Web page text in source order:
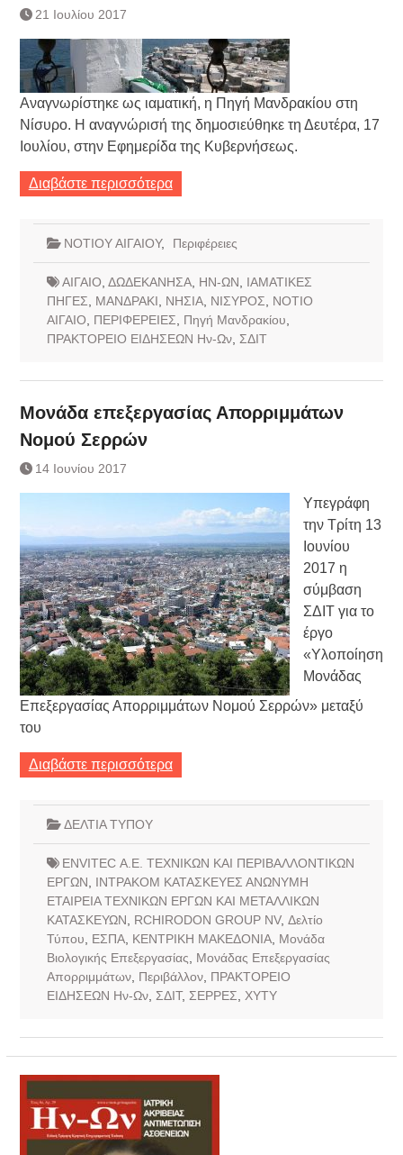
21 Ιουλίου 2017
Αναγνωρίστηκε ως ιαματική, η Πηγή Μανδρακίου στη
Νίσυρο. Η αναγνώρισή της δημοσιεύθηκε τη Δευτέρα, 17
Ιουλίου, στην Εφημερίδα της Κυβερνήσεως.
Διαβάστε περισσότερα
ΝΟΤΙΟΥ ΑΙΓΑΙΟΥ, Περιφέρειες
ΑΙΓΑΙΟ ΔΩΔΕΚΑΝΗΣΑ, ΗΝ-ΩΝ
ΙΑΜΑΤΙΚΕΣ
ΠΗΓΕΣ
ΜΑΝΔΡΑΚΙ ΝΗΣΙΑ, ΝΙΣΥΡΟΣ
ΝΟΤΙΟ
ΑΙΓΑΙΟ
ΠΕΡΙΦΕΡΕΙΕΣ Πηγή Μανδρακίου
ΠΡΑΚΤΟΡΕΙΟ ΕΙΔΗΣΕΩΝ Ην-Ων, ΣΔΙΤ
Μονάδα επεξεργασίας Απορριμμάτων
Νομού Σερρών
14 Ιουνίου 2017
Υπεγράφη
την Τρίτη 13
Ιουνίου
2017 η
σύμβαση
ΣΔΙΤ για το
έργο
«Υλοποίηση
Μονάδας
Επεξεργασίας Απορριμμάτων Νομού Σερρών» μεταξύ
του
Διαβάστε περισσότερα
ΔΕΛΤΙΑ ΤΥΠΟΥ
ENVITEC Α.Ε. ΤΕΧΝΙΚΩΝ ΚΑΙ ΠΕΡΙΒΑΛΛΟΝΤΙΚΩΝ
ΕΡΓΩΝ
INTPAKOM ΚΑΤΑΣΚΕΥΕΣ ΑΝΩΝΥΜΗ
ETAIPEIA ΤΕΧΝΙΚΩΝ ΕΡΓΩΝ ΚΑΙ ΜΕΤΑΛΛΙΚΩΝ
ΚΑΤΑΣΚΕΥΩΝ
RCHIRODON GROUP NV, Δελτίο
Τύπου
ΕΣΠΑ, ΚΕΝΤΡΙΚΗ ΜΑΚΕΔΟΝΙΑ, Μονάδα
Βιολογικής Επεξεργασίας
Μονάδας Επεξεργασίας
Απορριμμάτων, Περιβάλλον, ΠΡΑΚΤΟΡΕΙΟ
ΕΙΔΗΣΕΩΝ Ην-Ων, ΣΔΙΤ, ΣΕΡΡΕΣ ΧΥΤΥ